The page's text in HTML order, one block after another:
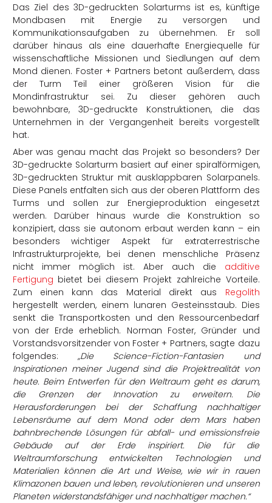
Das Ziel des 3D-gedruckten Solarturms ist es, künftige
Mondbasen mit Energie zu versorgen und
Kommunikationsaufgaben zu übernehmen. Er soll
darüber hinaus als eine dauerhafte Energiequelle für
wissenschaftliche Missionen und Siedlungen auf dem
Mond dienen. Foster + Partners betont außerdem, dass
der Turm Teil einer größeren Vision für die
Mondinfrastruktur sei. Zu dieser gehören auch
bewohnbare, 3D-gedruckte Konstruktionen, die das
Unternehmen in der Vergangenheit bereits vorgestellt
hat.
Aber was genau macht das Projekt so besonders? Der
3D-gedruckte Solarturm basiert auf einer spiralförmigen,
3D-gedruckten Struktur mit ausklappbaren Solarpanels.
Diese Panels entfalten sich aus der oberen Plattform des
Turms und sollen zur Energieproduktion eingesetzt
werden. Darüber hinaus wurde die Konstruktion so
konzipiert, dass sie autonom erbaut werden kann – ein
besonders wichtiger Aspekt für extraterrestrische
Infrastrukturprojekte, bei denen menschliche Präsenz
nicht immer möglich ist. Aber auch die additive
Fertigung bietet bei diesem Projekt zahlreiche Vorteile.
Zum einen kann das Material direkt aus Regolith
hergestellt werden, einem lunaren Gesteinsstaub. Dies
senkt die Transportkosten und den Ressourcenbedarf
von der Erde erheblich. Norman Foster, Gründer und
Vorstandsvorsitzender von Foster + Partners, sagte dazu
folgendes: „Die Science-Fiction-Fantasien und
Inspirationen meiner Jugend sind die Projektrealität von
heute. Beim Entwerfen für den Weltraum geht es darum,
die Grenzen der Innovation zu erweitern. Die
Herausforderungen bei der Schaffung nachhaltiger
Lebensräume auf dem Mond oder dem Mars haben
bahnbrechende Lösungen für abfall- und emissionsfreie
Gebäude auf der Erde inspiriert. Die für die
Weltraumforschung entwickelten Technologien und
Materialien können die Art und Weise, wie wir in rauen
Klimazonen bauen und leben, revolutionieren und unseren
Planeten widerstandsfähiger und nachhaltiger machen.“